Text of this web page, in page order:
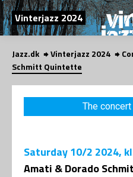
Vinterjazz 2024
Jazz.dk Vinterjazz 2024
Schmitt Quintette
The
Saturday10/2 2024,
Amati & Dorado